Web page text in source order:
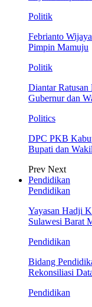
Politik
Febrianto
Pimpin Mamuju
Politik
Diantar
Gubernur dan
Politics
DPC PKB
Bupati dan
Prev Next
Pendidikan
Pendidikan
Yayasan Hadji
Sulawesi Barat
Pendidikan
Bidang
Rekonsiliasi
Pendidikan